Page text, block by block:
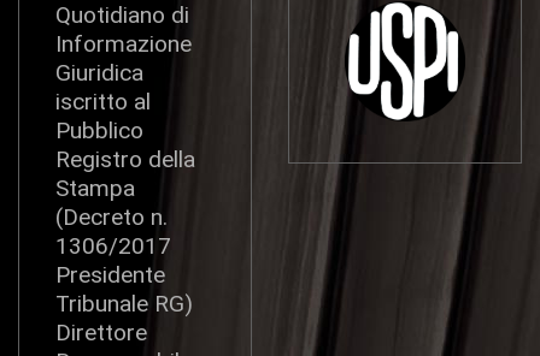
Quotidiano di
Informazione
Giuridica
iscritto al
Pubblico
Registro della
Stampa
(Decreto n.
1306/2017
Presidente
Tribunale RG)
Direttore